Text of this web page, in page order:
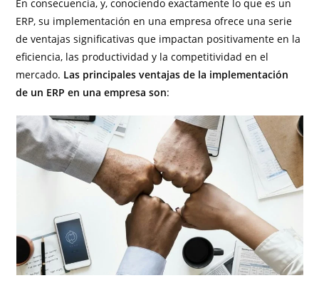
En consecuencia, y, conociendo exactamente lo que es un
ERP, su implementación en una empresa ofrece una serie
de ventajas significativas que impactan positivamente en la
eficiencia, las productividad y la competitividad en el
mercado. Las principales ventajas de la implementación
de un ERP en una empresa son: